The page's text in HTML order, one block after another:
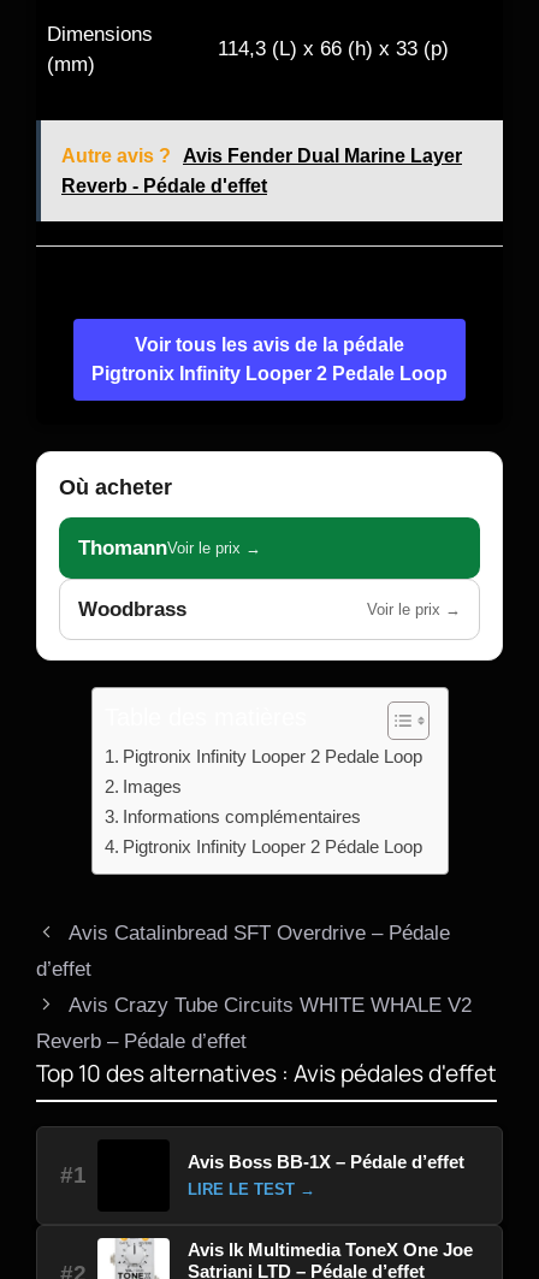
Dimensions
(mm)
114,3 (L) x 66 (h) x 33 (p)
Autre avis ?
Avis Fender Dual Marine Layer
Reverb - Pédale d'effet
Voir tous les avis de la pédale
Pigtronix Infinity Looper 2 Pedale Loop
Où acheter
ThomannVoir le prix →
Woodbrass Voir le prix →
Pigtronix Infinity Looper 2 Pedale Loop
Images
Informations complémentaires
Pigtronix Infinity Looper 2 Pédale Loop
Avis Catalinbread SFT Overdrive – Pédale
d’effet
Avis Crazy Tube Circuits WHITE WHALE V2
Reverb – Pédale d’effet
Top 10 des alternatives : Avis pédales d'effet
#1
Avis Boss BB-1X – Pédale d’effet
LIRE LE TEST →
#2
Avis Ik Multimedia ToneX One Joe
Satriani LTD – Pédale d’effet